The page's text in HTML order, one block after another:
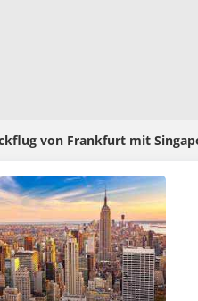
von Frankfurt mit